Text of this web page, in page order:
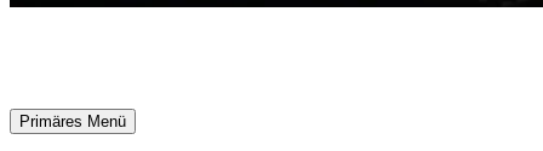
Suchen
Primäres Menü